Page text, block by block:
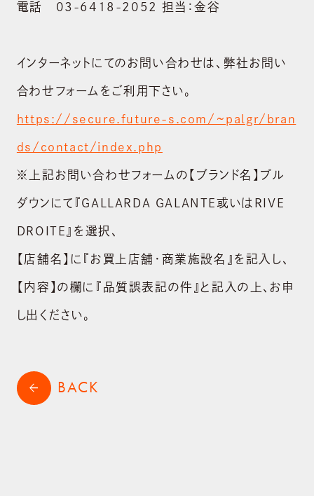
arrow_back BACK
電話 03-6418-2052 担当：金谷
インターネットにてのお問い合わせは、弊社お問い
合わせフォームをご利用下さい。
https://secure.future-s.com/~palgr/bran
ds/contact/index.php
※上記お問い合わせフォームの【ブランド名】プル
ダウンにて『GALLARDA GALANTE或いはRIVE
DROITE』を選択､
【店舗名】に『お買上店舗・商業施設名』を記入し、
【内容】の欄に『品質誤表記の件』と記入の上､お申
し出ください。